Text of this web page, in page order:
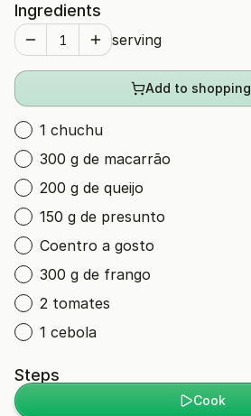
Ingredients
serving
Add to
1 chuchu
300 g de macarrão
200 g de queijo
150 g de presunto
Coentro a gosto
300 g de frango
2 tomates
1 cebola
Steps
Cook